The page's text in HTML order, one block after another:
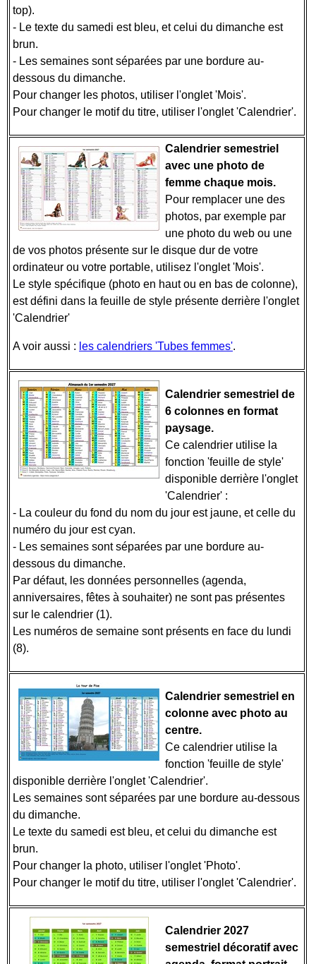
top).
- Le texte du samedi est bleu, et celui du dimanche est
brun.
- Les semaines sont séparées par une bordure au-
dessous du dimanche.
Pour changer les photos, utiliser l'onglet 'Mois'.
Pour changer le motif du titre, utiliser l'onglet 'Calendrier'.
Calendrier semestriel
avec une photo de
femme chaque mois.
Pour remplacer une des
photos, par exemple par
une photo du web ou une
de vos photos présente sur le disque dur de votre
ordinateur ou votre portable, utilisez l'onglet 'Mois'.
Le style spécifique (photo en haut ou en bas de colonne),
est défini dans la feuille de style présente derrière l'onglet
'Calendrier'
A voir aussi : les calendriers 'Tubes femmes'.
Calendrier semestriel de
6 colonnes en format
paysage.
Ce calendrier utilise la
fonction 'feuille de style'
disponible derrière l'onglet
'Calendrier' :
- La couleur du fond du nom du jour est jaune, et celle du
numéro du jour est cyan.
- Les semaines sont séparées par une bordure au-
dessous du dimanche.
Par défaut, les données personnelles (agenda,
anniversaires, fêtes à souhaiter) ne sont pas présentes
sur le calendrier (1).
Les numéros de semaine sont présents en face du lundi
(8).
Calendrier semestriel en
colonne avec photo au
centre.
Ce calendrier utilise la
fonction 'feuille de style'
disponible derrière l'onglet 'Calendrier'.
Les semaines sont séparées par une bordure au-dessous
du dimanche.
Le texte du samedi est bleu, et celui du dimanche est
brun.
Pour changer la photo, utiliser l'onglet 'Photo'.
Pour changer le motif du titre, utiliser l'onglet 'Calendrier'.
Calendrier 2027
semestriel décoratif avec